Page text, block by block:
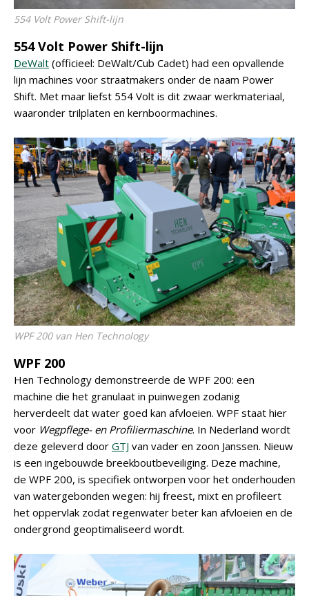
554 Volt Power Shift-lijn
554 Volt Power Shift-lijn
DeWalt (officieel: DeWalt/Cub Cadet) had een opvallende
lijn machines voor straatmakers onder de naam Power
Shift. Met maar liefst 554 Volt is dit zwaar werkmateriaal,
waaronder trilplaten en kernboormachines.
WPF 200 van Hen Technology
WPF 200
Hen Technology demonstreerde de WPF 200: een
machine die het granulaat in puinwegen zodanig
herverdeelt dat water goed kan afvloeien. WPF staat hier
voor Wegpflege- en Profiliermaschine. In Nederland wordt
deze geleverd door GTJ van vader en zoon Janssen. Nieuw
is een ingebouwde breekboutbeveiliging. Deze machine,
de WPF 200, is specifiek ontworpen voor het onderhouden
van watergebonden wegen: hij freest, mixt en profileert
het oppervlak zodat regenwater beter kan afvloeien en de
ondergrond geoptimaliseerd wordt.